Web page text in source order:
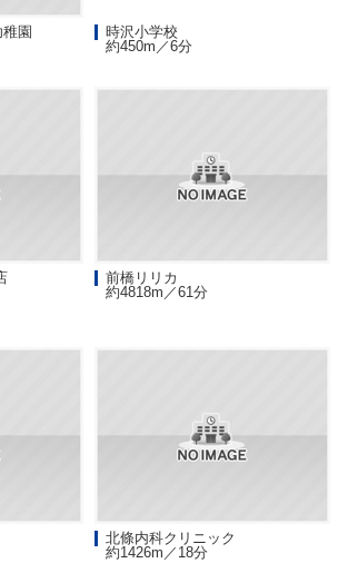
園
時沢小学校
約450m／6分
前橋リリカ
約4818m／61分
北條内科クリニック
約1426m／18分